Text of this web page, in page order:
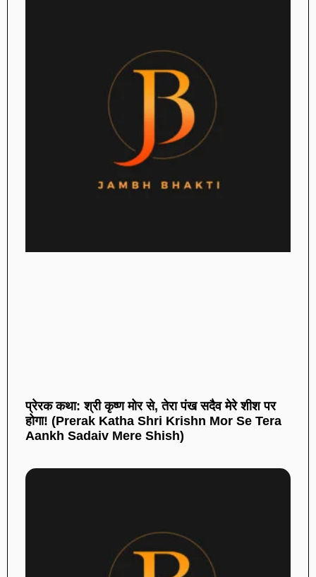
प्रेरक कथा: श्री कृष्ण मोर से, तेरा पंख सदैव मेरे शीश पर
होगा! (Prerak Katha Shri Krishn Mor Se Tera
Aankh Sadaiv Mere Shish)